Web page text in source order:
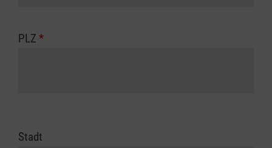
PLZ *
Stadt